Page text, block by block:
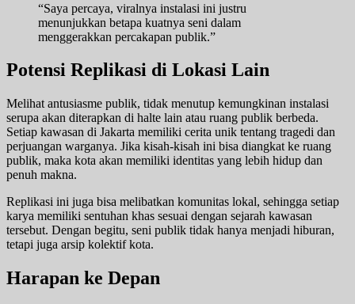
“Saya percaya, viralnya instalasi ini justru
menunjukkan betapa kuatnya seni dalam
menggerakkan percakapan publik.”
Potensi Replikasi di Lokasi Lain
Melihat antusiasme publik, tidak menutup kemungkinan instalasi
serupa akan diterapkan di halte lain atau ruang publik berbeda.
Setiap kawasan di Jakarta memiliki cerita unik tentang tragedi dan
perjuangan warganya. Jika kisah-kisah ini bisa diangkat ke ruang
publik, maka kota akan memiliki identitas yang lebih hidup dan
penuh makna.
Replikasi ini juga bisa melibatkan komunitas lokal, sehingga setiap
karya memiliki sentuhan khas sesuai dengan sejarah kawasan
tersebut. Dengan begitu, seni publik tidak hanya menjadi hiburan,
tetapi juga arsip kolektif kota.
Harapan ke Depan